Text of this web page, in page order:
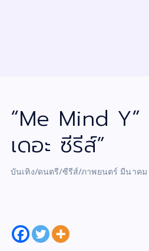
“Me Mind
เดอะ ซีรีส์”
บันเทิง/ดนตรี/ซีรีส์/ภาพยนตร์ มีนาคม